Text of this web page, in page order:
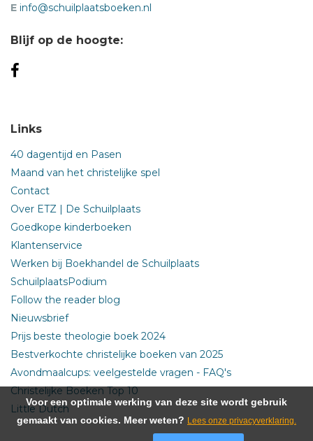
E info@schuilplaatsboeken.nl
Blijf op de hoogte:
Links
40 dagentijd en Pasen
Maand van het christelijke spel
Contact
Over ETZ | De Schuilplaats
Goedkope kinderboeken
Klantenservice
Werken bij Boekhandel de Schuilplaats
SchuilplaatsPodium
Follow the reader blog
Nieuwsbrief
Prijs beste theologie boek 2024
Bestverkochte christelijke boeken van 2025
Avondmaalcups: veelgestelde vragen - FAQ's
Christelijke Boeken Top 10
Little Dutch
Voor een optimale werking van deze site wordt gebruik
gemaakt van cookies. Meer weten? Lees onze privacyverklaring.